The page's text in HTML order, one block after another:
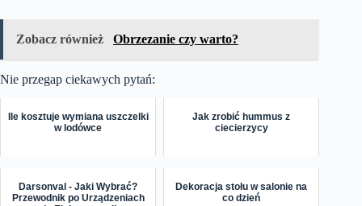
Zobacz również Obrzezanie czy warto?
Nie przegap ciekawych pytań:
Ile kosztuje wymiana uszczelki
w lodówce
Jak zrobić hummus z
ciecierzycy
Darsonval - Jaki Wybrać?
Przewodnik po Urządzeniach
Dekoracja stołu w salonie na
co dzień